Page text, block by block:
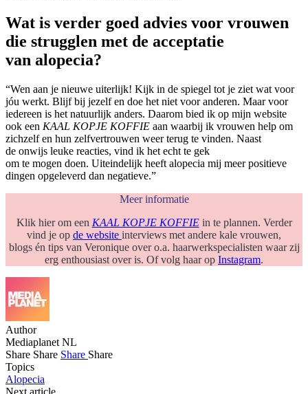
Wat is verder goed advies voor vrouwen
die strugglen met de acceptatie
van alopecia?
“Wen aan je nieuwe uiterlijk! Kijk in de spiegel tot je ziet wat voor
jóu werkt. Blijf bij jezelf en doe het niet voor anderen. Maar voor
iedereen is het natuurlijk anders. Daarom bied ik op mijn website
ook een KAAL KOPJE KOFFIE aan waarbij ik vrouwen help om
zichzelf en hun zelfvertrouwen weer terug te vinden. Naast
de onwijs leuke reacties, vind ik het echt te gek
om te mogen doen. Uiteindelijk heeft alopecia mij meer positieve
dingen opgeleverd dan negatieve.”
Meer informatie
Klik hier om een KAAL KOPJE KOFFIEin te plannen. Verder
vind je op de website interviews met andere kale vrouwen,
blogs én tips van Veronique over o.a. haarwerkspecialisten waar zij
erg enthousiast over is. Of volg haar op Instagram.
Author
Mediaplanet NL
Share Share Share Share
Topics
Alopecia
Next article